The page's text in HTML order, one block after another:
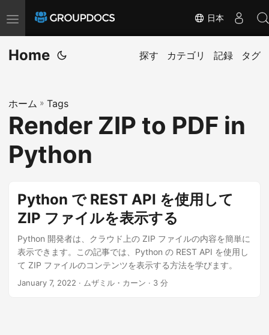
T
o
g
e
n
v
o
日本
Home 探す カテゴリ 記録 タグ
ホーム » Tags
Render ZIP to PDF in
Python
Python で REST API を使用して
ZIP ファイルを表示する
Python 開発者は、クラウド上の ZIP ファイルの内容を簡単に
表示できます。この記事では、Python の REST API を使用し
て ZIP ファイルのコンテンツを表示する方法を学びます。
January 7, 2022 · ムザミル・カーン · 3 分